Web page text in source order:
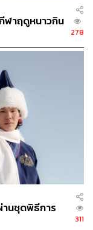
ฬาฤดูหนาวกิน
278
นชุดพิธีการ
311